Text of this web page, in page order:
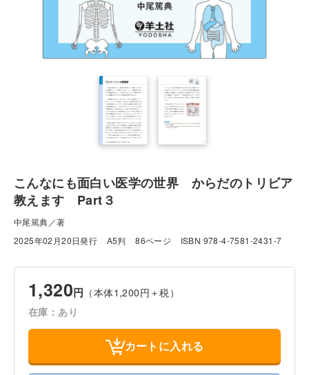
こんなにも面白い医学の世界 からだのトリビア
教えます Part３
中尾篤典／著
2025年02月20日発行
A5判 86ページ ISBN 978-4-7581-2431-7
1,320円 （本体1,200円＋税）
在庫：あり
カートに入れる